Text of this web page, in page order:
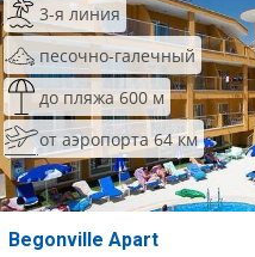
3-я линия
песочно-галечный
до пляжа 600 м
от аэропорта 64 км
Begonville Apart